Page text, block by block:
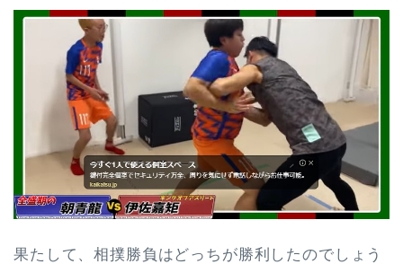
果たして、相撲勝負はどっちが勝利したのでしょう